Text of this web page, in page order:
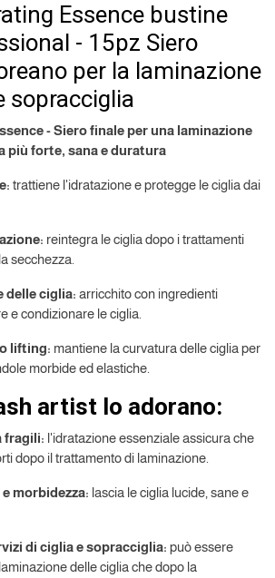
Essence bustine
- 15pz Siero
per la laminazione
sopracciglia
- Siero finale per una laminazione
più forte, sana e duratura
trattiene l'idratazione e protegge le ciglia dai
reintegra le ciglia dopo i trattamenti
secchezza.
delle ciglia: arricchito con ingredienti
e condizionare le ciglia.
lifting: mantiene la curvatura delle ciglia per
morbide ed elastiche.
artist lo adorano:
fragili: l'idratazione essenziale assicura che
dopo il trattamento di laminazione.
morbidezza: lascia le ciglia lucide, sane e
di ciglia e sopracciglia: può essere
delle ciglia che dopo la